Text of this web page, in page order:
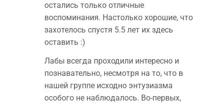
остались только отличные
воспоминания. Настолько хорошие, что
захотелось спустя 5.5 лет их здесь
оставить :)
Лабы всегда проходили интересно и
познавательно, несмотря на то, что в
нашей группе исходно энтузиазма
особого не наблюдалось. Во-первых,